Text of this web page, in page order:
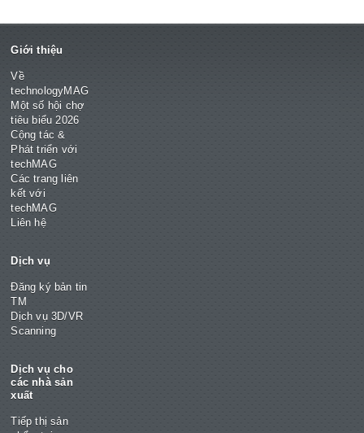
Giới thiệu
Về
technologyMAG
Một số hội chợ
tiêu biểu 2026
Cộng tác &
Phát triển với
techMAG
Các trang liên
kết với
techMAG
Liên hệ
Dịch vụ
Đăng ký bản tin
TM
Dịch vụ 3D/VR
Scanning
Dịch vụ cho
các nhà sản
xuất
Tiếp thị sản